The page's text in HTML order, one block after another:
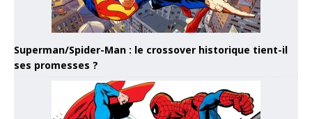
Superman/Spider-Man : le crossover historique tient-il
ses promesses ?